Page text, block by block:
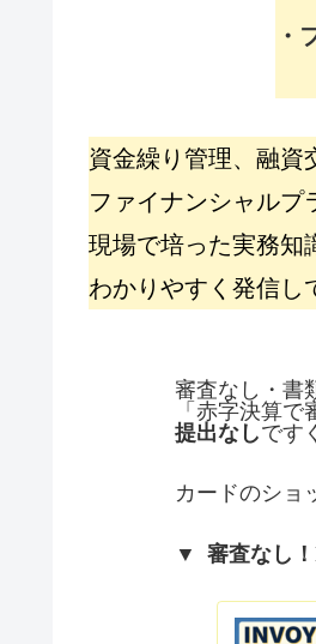
・
資金繰り管理、融資
ファイナンシャルプ
現場で培った実務知
わかりやすく発信し
審査なし・書
「赤字決算
提出なし です
カードのショ
▼ 審査なし！